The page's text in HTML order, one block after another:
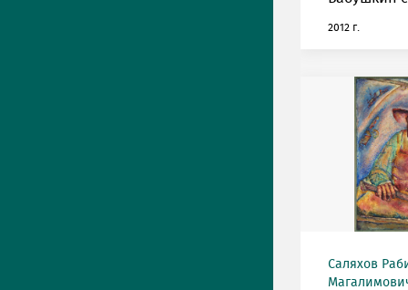
2012 г.
Саляхов